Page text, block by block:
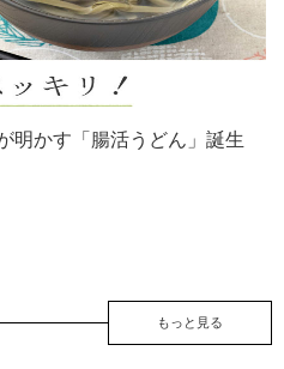
明かす「腸活うどん」誕生
もっと見る